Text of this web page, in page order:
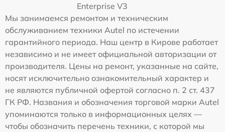
Enterprise V3
Мы занимаемся ремонтом и техническим
обслуживанием техники Autel по истечении
гарантийного периода. Наш центр в Кирове работает
независимо и не имеет официальной авторизации от
производителя. Цены на ремонт, указанные на сайте,
носят исключительно ознакомительный характер и
не являются публичной офертой согласно п. 2 ст. 437
ГК РФ. Названия и обозначения торговой марки Autel
упоминаются только в информационных целях —
чтобы обозначить перечень техники, с которой мы